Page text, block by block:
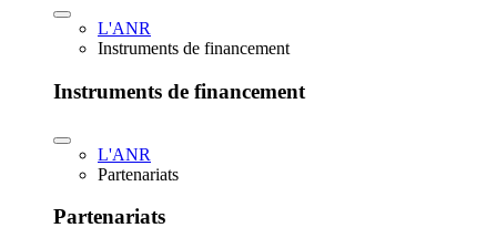
L'ANR
Instruments de financement
Instruments de financement
L'ANR
Partenariats
Partenariats